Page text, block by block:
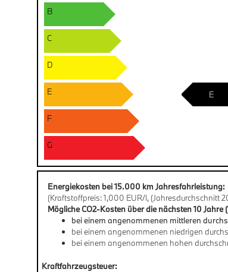
B
C
D
E
F
G
E
Energiekosten bei 15.000 km Jahresfahrleistung:
(Kraftstoffpreis: 1,000 EUR/l, (Jahresdurchschnitt
Mögliche CO2-Kosten über die nächsten 10 Jahre
bei einem angenommenen mittleren
bei einem angenommenen niedrigen
bei einem angenommenen hohen
Kraftfahrzeugsteuer: